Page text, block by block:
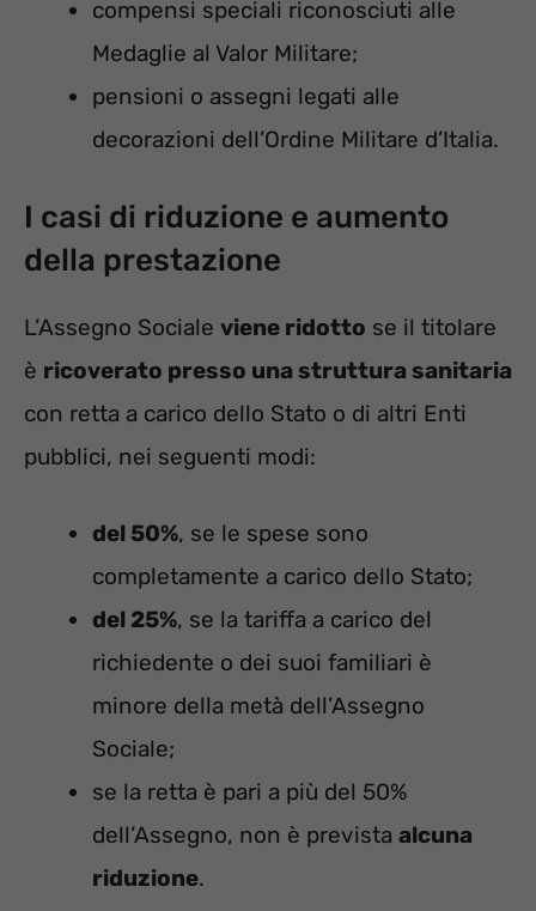
compensi speciali riconosciuti alle
Medaglie al Valor Militare;
pensioni o assegni legati alle
decorazioni dell’Ordine Militare d’Italia.
I casi di riduzione e aumento
della prestazione
L’Assegno Sociale viene ridotto se il titolare
è ricoverato presso una struttura sanitaria
con retta a carico dello Stato o di altri Enti
pubblici, nei seguenti modi:
del 50%, se le spese sono
completamente a carico dello Stato;
del 25%, se la tariffa a carico del
richiedente o dei suoi familiari è
minore della metà dell’Assegno
Sociale;
se la retta è pari a più del 50%
dell’Assegno, non è prevista alcuna
riduzione.